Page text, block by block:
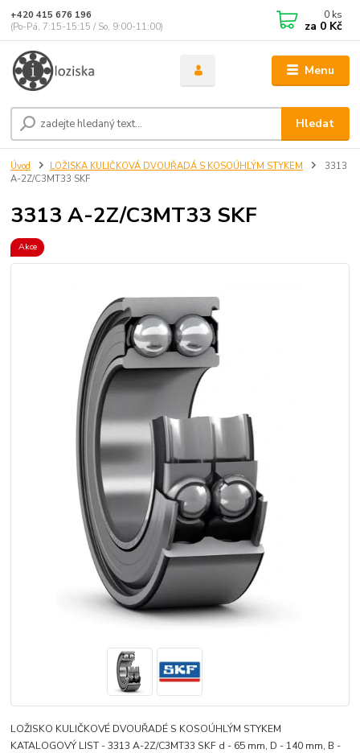
Menu
Hledat
+420 415 676 196
(Po-Pá, 7:15-15:15 / So, 9:00-11:00)
0 ks
za 0 Kč
Úvod LOŽISKA KULIČKOVÁ DVOUŘADÁ S KOSOÚHLÝM STYKEM
3313
A-2Z/C3MT33 SKF
3313 A-2Z/C3MT33 SKF
Akce
LOŽISKO KULIČKOVÉ DVOUŘADÉ S KOSOÚHLÝM STYKEM
KATALOGOVÝ LIST - 3313 A-2Z/C3MT33 SKF d - 65 mm, D - 140 mm, B -